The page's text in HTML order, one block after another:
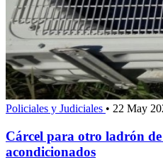
Policiales y Judiciales • 22 May
Cárcel para otro ladrón de
acondicionados